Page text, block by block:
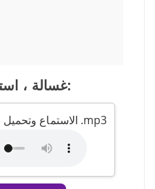
غسالة ، استنزاف ، تدور:
الاستماع وتحميل غسالة ، استنزاف ، تدور .mp3